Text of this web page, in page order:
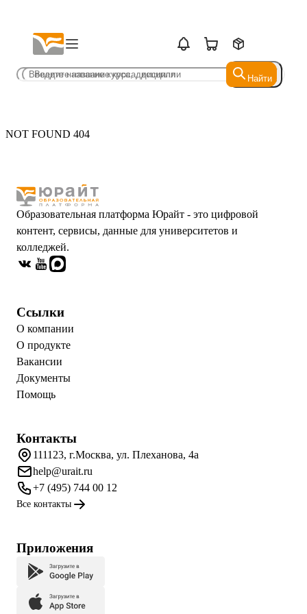
Найти
Найти
NOT FOUND 404
Образовательная платформа Юрайт - это цифровой
контент, сервисы, данные для университетов и
колледжей.
Ссылки
О компании
О продукте
Вакансии
Документы
Помощь
Контакты
111123, г.Москва, ул. Плеханова, 4а
help@urait.ru
+7 (495) 744 00 12
Все контакты
Приложения